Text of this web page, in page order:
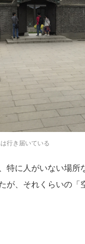
行き届いている
特に人がいない場
が、それくらいの「